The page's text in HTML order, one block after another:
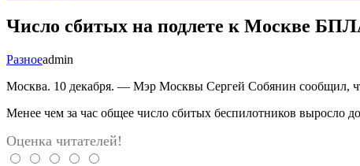
Число сбитых на подлете к Москве
Разноеadmin
Москва. 10 декабря. — Мэр Москвы Сергей Собянин сообщил,
Менее чем за час общее число сбитых беспилотников выросло
Оценка читателей!